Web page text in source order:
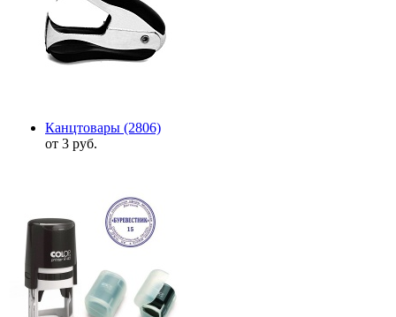
Канцтовары (2806)
от 3 руб.